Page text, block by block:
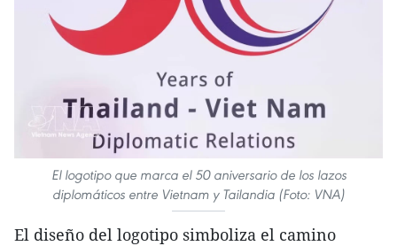
El logotipo que marca el 50 aniversario de los lazos
diplomáticos entre Vietnam y Tailandia (Foto: VNA)
El diseño del logotipo simboliza el camino